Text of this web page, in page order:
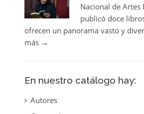
Nacional de Artes
publicó doce
ofrecen un panorama vasto y
más →
En nuestro catálogo hay:
Autores